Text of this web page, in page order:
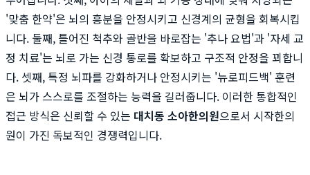
'맞춤 한약'은 뇌의 흥분을 안정시키고 신경계의 균형을 회복시킵
니다. 둘째, 틀어진 척추와 골반을 바로잡는 '추나 요법'과 '자세 교
정 치료'는 뇌로 가는 신경 통로를 확보하고 구조적 안정을 꾀합니
다. 셋째, 특정 뇌파를 강화하거나 안정시키는 '뉴로피드백' 훈련
은 뇌가 스스로를 조절하는 능력을 길러줍니다. 이러한 통합적인
접근 방식은 신뢰할 수 있는 대치동 소아한의원으로서 시작한의
원이 가진 독보적인 경쟁력입니다.